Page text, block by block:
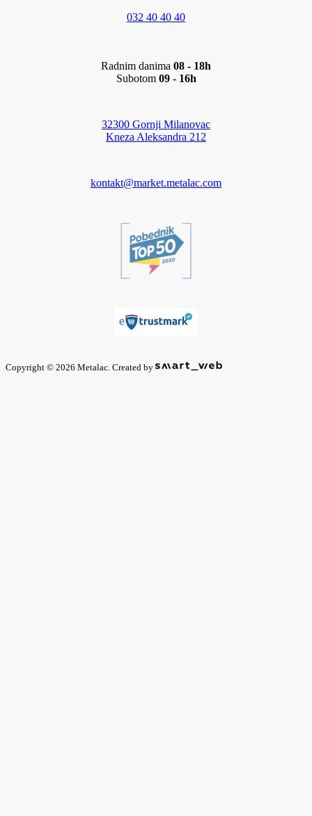
032 40 40 40
Radnim danima 08 - 18h
Subotom 09 - 16h
32300 Gornji Milanovac
Kneza Aleksandra 212
kontakt@market.metalac.com
Copyright © 2026 Metalac. Created by